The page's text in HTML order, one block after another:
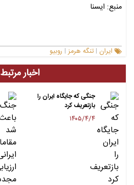
منبع: ایسنا
ایران | تنگه هرمز | روبیو
اخبار مرتبط
جنگی که جایگاه ایران را
بازتعریف کرد
۱۴۰۵/۴/۴